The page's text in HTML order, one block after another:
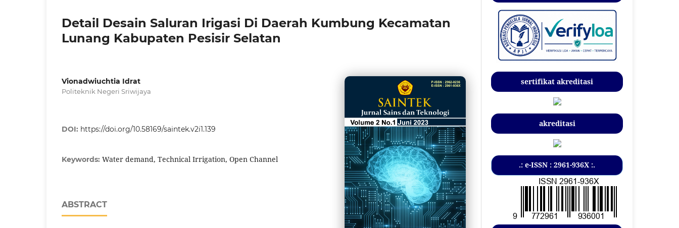
Detail Desain Saluran Irigasi Di Daerah Kumbung Kecamatan
Lunang Kabupaten Pesisir Selatan
Vionadwiuchtia Idrat
Politeknik Negeri Sriwijaya
DOI: https://doi.org/10.58169/saintek.v2i1.139
Keywords: Water demand, Technical Irrigation, Open Channel
ABSTRACT
sertifikat akreditasi
akreditasi
.: e-ISSN : 2961-936X :.